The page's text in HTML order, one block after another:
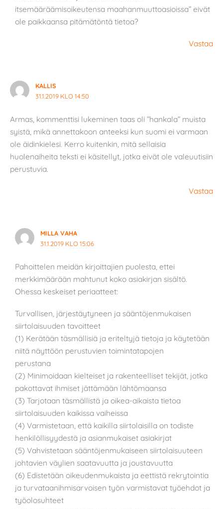
itsemääräämisoikeutensa maahanmuuttoasioissa” eivät
ole paikkaansa pitämätöntä tietoa?
Vastaa
KALLIS
31.1.2019 KLO 14:50
Armas, kommenttisi lukeminen taas oli ”hankala” muista
syistä, mikä annettakoon anteeksi kun suomi ei varmaan
ole äidinkielesi. Kerro kuitenkin, mitä sellaisia
huolenaiheita teksti ei käsitellyt, jotka eivät ole valeuutisiin
perustuvia.
Vastaa
MILLA VAHA
31.1.2019 KLO 15:06
Pahoittelen meidän kirjoittajien puolesta, ettei
merkkimäärään mahtunut koko asiakirjan sisältö.
Ohessa keskeiset periaatteet:
Turvallisen, järjestäytyneen ja sääntöjenmukaisen
siirtolaisuuden tavoitteet
(1) Kerätään täsmällisiä ja eriteltyjä tietoja ja käytetään
niitä näyttöön perustuvien toimintatapojen
perustana
(2) Minimoidaan kielteiset ja rakenteelliset tekijät, jotka
pakottavat ihmiset jättämään lähtömaansa
(3) Tarjotaan täsmällistä ja oikea-aikaista tietoa
siirtolaisuuden kaikissa vaiheissa
(4) Varmistetaan, että kaikilla siirtolaisilla on todiste
henkilöllisyydestä ja asianmukaiset asiakirjat
(5) Vahvistetaan sääntöjenmukaiseen siirtolaisuuteen
johtavien väylien saatavuutta ja joustavuutta
(6) Edistetään oikeudenmukaista ja eettistä rekrytointia
ja turvataanihmisarvoisen työn varmistavat työehdot ja
työolosuhteet